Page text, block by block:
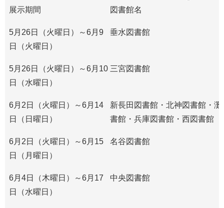
展示期間 図書館名
5月26日（火曜日）～6月9
日（火曜日）
垂水図書館
5月26日（火曜日）～6月10
日（水曜日）
三宮図書館
6月2日（火曜日）～6月14
日（日曜日）
新長田図書館・北神図書館・
書館・兵庫図書館・西図書館
6月2日（火曜日）～6月15
日（月曜日）
名谷図書館
6月4日（木曜日）～6月17
日（水曜日）
中央図書館